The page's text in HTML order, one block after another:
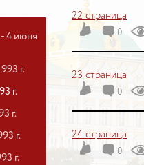
- 4 июня
г.
г.
г.
г.
г.
22 страница
0
23 страница
0
24 страница
0